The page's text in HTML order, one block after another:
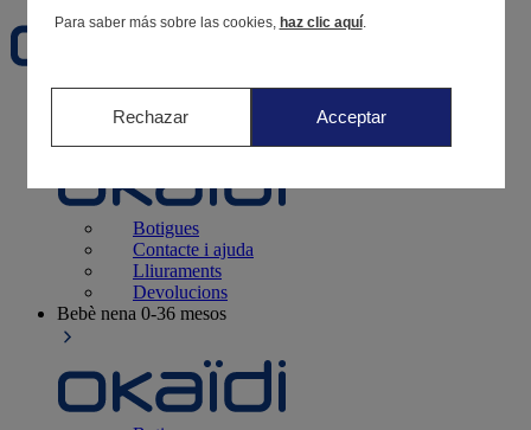
Naixement 0-12 mesos
Botigues
Contacte i ajuda
Lliuraments
Devolucions
Bebè nena 0-36 mesos
Para saber más sobre las cookies, haz clic aquí.
Rechazar Acceptar